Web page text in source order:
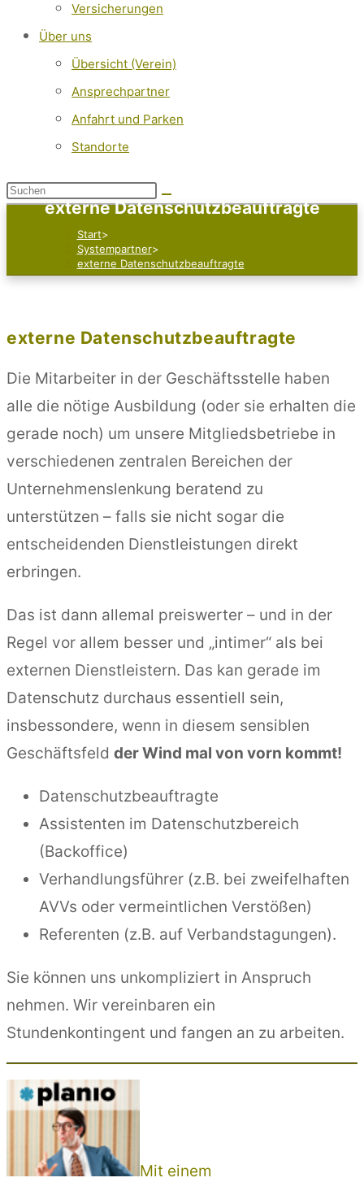
Versicherungen
Über uns
Übersicht (Verein)
Ansprechpartner
Anfahrt und Parken
Standorte
Diese
Website
durchsuchen
externe Datenschutzbeauftragte
Start>
Systempartner>
externe Datenschutzbeauftragte
externe Datenschutzbeauftragte
Die Mitarbeiter in der Geschäftsstelle haben
alle die nötige Ausbildung (oder sie erhalten die
gerade noch) um unsere Mitgliedsbetriebe in
verschiedenen zentralen Bereichen der
Unternehmenslenkung beratend zu
unterstützen – falls sie nicht sogar die
entscheidenden Dienstleistungen direkt
erbringen.
Das ist dann allemal preiswerter – und in der
Regel vor allem besser und „intimer“ als bei
externen Dienstleistern. Das kan gerade im
Datenschutz durchaus essentiell sein,
insbessondere, wenn in diesem sensiblen
Geschäftsfeld der Wind mal von vorn kommt!
Datenschutzbeauftragte
Assistenten im Datenschutzbereich
(Backoffice)
Verhandlungsführer (z.B. bei zweifelhaften
AVVs oder vermeintlichen Verstößen)
Referenten (z.B. auf Verbandstagungen).
Sie können uns unkompliziert in Anspruch
nehmen. Wir vereinbaren ein
Stundenkontingent und fangen an zu arbeiten.
Mit einem